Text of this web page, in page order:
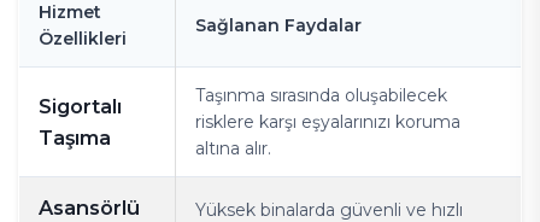
Hizmet
Özellikleri
Sağlanan Faydalar
Sigortalı
Taşıma
Taşınma sırasında oluşabilecek
risklere karşı eşyalarınızı koruma
altına alır.
Asansörlü
Yüksek binalarda güvenli ve hızlı